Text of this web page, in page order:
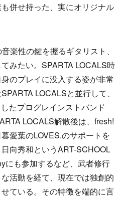
併せ持った、実にオリジナル
楽性の鍵を握るギタリスト、
みたい。SPARTA LOCALS時
のプレイに没入する姿が非常
LOCALSと並行して、
たプログレインストバンド
LOCALS解散後は、fresh!
愛葉のLOVES.のサポートを
向秀和というART-SCHOOL
にも参加するなど、武者修行
活動を経て、現在では独創的
ている。その特徴を端的に言